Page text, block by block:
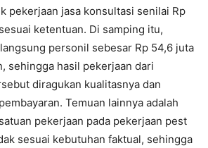
pekerjaan jasa konsultasi senilai Rp
ketentuan. Di samping itu,
personil sebesar Rp 54,6 juta
sehingga hasil pekerjaan dari
diragukan kualitasnya dan
Temuan lainnya adalah
pekerjaan pada pekerjaan pest
sesuai kebutuhan faktual, sehingga